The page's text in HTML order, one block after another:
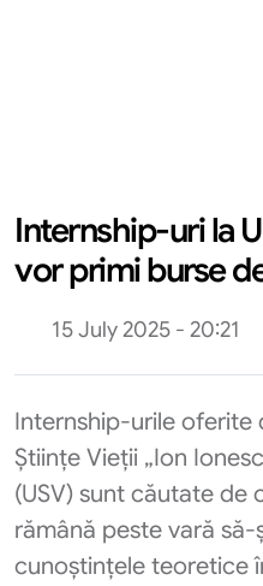
Internship-uri la
vor primi burse
15 July 2025 - 20:21
Internship-urile oferite
Științe Vieții „Ion
(USV) sunt căutate de
rămână peste vară
cunoștințele teoretice